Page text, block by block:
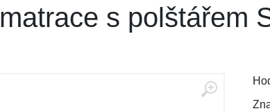
s polštářem